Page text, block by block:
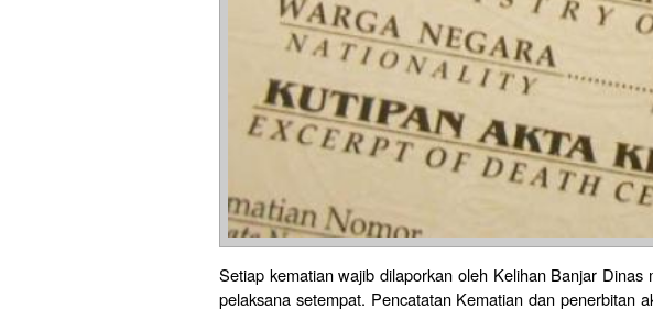
Setiap kematian wajib dilaporkan oleh Kelihan Banjar
pelaksana setempat. Pencatatan Kematian dan penerbitan